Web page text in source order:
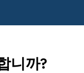
니까?